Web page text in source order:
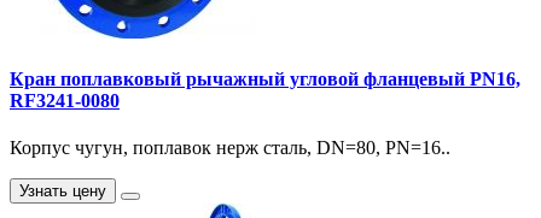
Кран поплавковый рычажный угловой фланцевый PN16,
RF3241-0080
Корпус чугун, поплавок нерж сталь, DN=80, PN=16..
Узнать цену